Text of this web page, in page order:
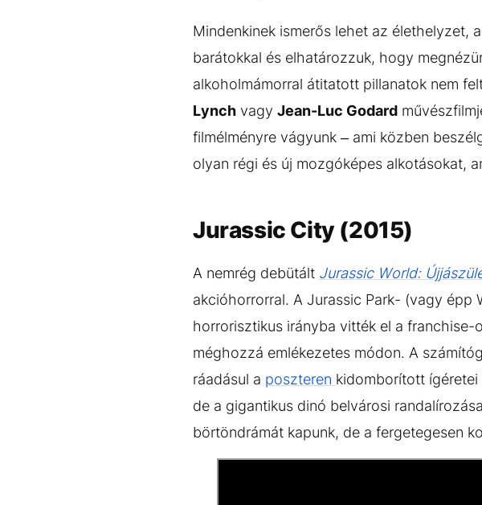
Mindenkinek ismerős lehet az élethelyzet,
barátokkal és elhatározzuk, hogy
alkoholmámorral átitatott pillanatok nem
Lynch vagy Jean-Luc Godard
filmélményre vágyunk – ami közben
olyan régi és új mozgóképes alkotásokat,
Jurassic City (2015)
A nemrég debütált Jurassic World:
akcióhorrorral. A Jurassic Park- (vagy
horrorisztikus irányba vitték el a
méghozzá emlékezetes módon. A
ráadásul a poszteren kidomborított
de a gigantikus dinó belvárosi
börtöndrámát kapunk, de a fergetegesen